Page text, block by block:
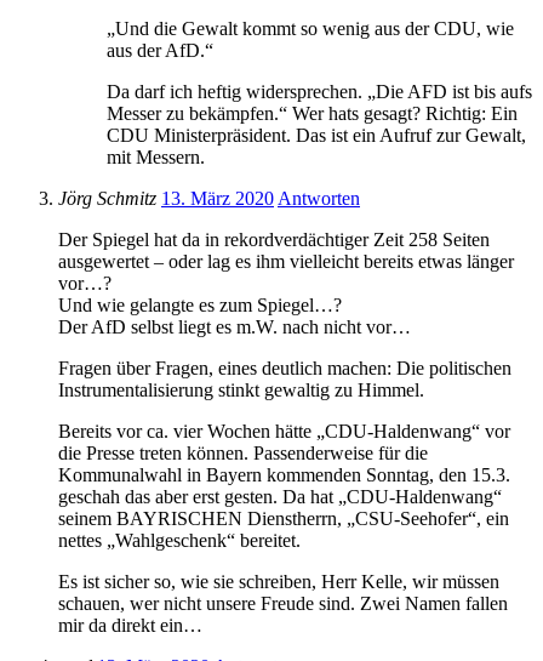
„Und die Gewalt kommt so wenig aus der CDU, wie
aus der AfD.“
Da darf ich heftig widersprechen. „Die AFD ist bis aufs
Messer zu bekämpfen.“ Wer hats gesagt? Richtig: Ein
CDU Ministerpräsident. Das ist ein Aufruf zur Gewalt,
mit Messern.
Jörg Schmitz 13. März 2020 Antworten
Der Spiegel hat da in rekordverdächtiger Zeit 258 Seiten
ausgewertet – oder lag es ihm vielleicht bereits etwas länger
vor…?
Und wie gelangte es zum Spiegel…?
Der AfD selbst liegt es m.W. nach nicht vor…
Fragen über Fragen, eines deutlich machen: Die politischen
Instrumentalisierung stinkt gewaltig zu Himmel.
Bereits vor ca. vier Wochen hätte „CDU-Haldenwang“ vor
die Presse treten können. Passenderweise für die
Kommunalwahl in Bayern kommenden Sonntag, den 15.3.
geschah das aber erst gesten. Da hat „CDU-Haldenwang“
seinem BAYRISCHEN Dienstherrn, „CSU-Seehofer“, ein
nettes „Wahlgeschenk“ bereitet.
Es ist sicher so, wie sie schreiben, Herr Kelle, wir müssen
schauen, wer nicht unsere Freude sind. Zwei Namen fallen
mir da direkt ein…